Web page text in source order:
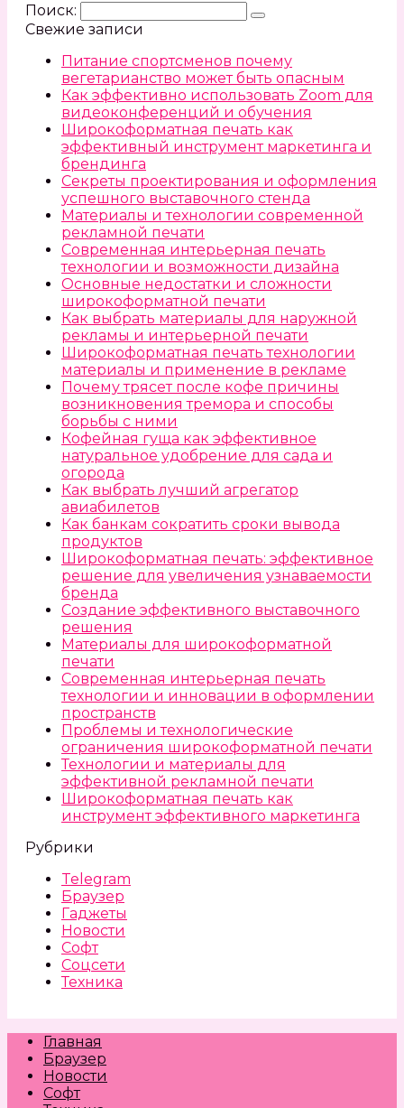
Поиск:
Свежие записи
Питание спортсменов почему
вегетарианство может быть опасным
Как эффективно использовать Zoom для
видеоконференций и обучения
Широкоформатная печать как
эффективный инструмент маркетинга и
брендинга
Секреты проектирования и оформления
успешного выставочного стенда
Материалы и технологии современной
рекламной печати
Современная интерьерная печать
технологии и возможности дизайна
Основные недостатки и сложности
широкоформатной печати
Как выбрать материалы для наружной
рекламы и интерьерной печати
Широкоформатная печать технологии
материалы и применение в рекламе
Почему трясет после кофе причины
возникновения тремора и способы
борьбы с ними
Кофейная гуща как эффективное
натуральное удобрение для сада и
огорода
Как выбрать лучший агрегатор
авиабилетов
Как банкам сократить сроки вывода
продуктов
Широкоформатная печать: эффективное
решение для увеличения узнаваемости
бренда
Создание эффективного выставочного
решения
Материалы для широкоформатной
печати
Современная интерьерная печать
технологии и инновации в оформлении
пространств
Проблемы и технологические
ограничения широкоформатной печати
Технологии и материалы для
эффективной рекламной печати
Широкоформатная печать как
инструмент эффективного маркетинга
Рубрики
Telegram
Браузер
Гаджеты
Новости
Софт
Соцсети
Техника
Главная
Браузер
Новости
Софт